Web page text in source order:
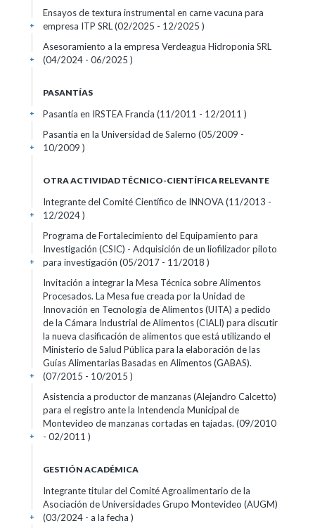
Ensayos de textura instrumental en carne vacuna para
empresa ITP SRL (02/2025 - 12/2025 )
+
Asesoramiento a la empresa Verdeagua Hidroponia SRL
(04/2024 - 06/2025 )
+
PASANTÍAS
Pasantía en IRSTEA Francia (11/2011 - 12/2011 )
+
Pasantía en la Universidad de Salerno (05/2009 -
10/2009 )
+
OTRA ACTIVIDAD TÉCNICO-CIENTÍFICA RELEVANTE
Integrante del Comité Científico de INNOVA (11/2013 -
12/2024 )
+
Programa de Fortalecimiento del Equipamiento para
Investigación (CSIC) - Adquisición de un liofilizador piloto
para investigación (05/2017 - 11/2018 )
+
Invitación a integrar la Mesa Técnica sobre Alimentos
Procesados. La Mesa fue creada por la Unidad de
Innovación en Tecnología de Alimentos (UITA) a pedido
de la Cámara Industrial de Alimentos (CIALI) para discutir
la nueva clasificación de alimentos que está utilizando el
Ministerio de Salud Pública para la elaboración de las
Guías Alimentarias Basadas en Alimentos (GABAS).
(07/2015 - 10/2015 )
+
Asistencia a productor de manzanas (Alejandro Calcetto)
para el registro ante la Intendencia Municipal de
Montevideo de manzanas cortadas en tajadas. (09/2010
- 02/2011 )
+
GESTIÓN ACADÉMICA
Integrante titular del Comité Agroalimentario de la
Asociación de Universidades Grupo Montevideo (AUGM)
(03/2024 - a la fecha )
+